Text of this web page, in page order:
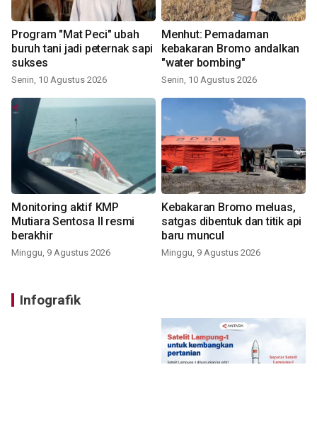
Program "Mat Peci" ubah
buruh tani jadi peternak sapi
sukses
Senin, 10 Agustus 2026
Menhut: Pemadaman
kebakaran Bromo andalkan
"water bombing"
Senin, 10 Agustus 2026
Monitoring aktif KMP
Mutiara Sentosa II resmi
berakhir
Minggu, 9 Agustus 2026
Kebakaran Bromo meluas,
satgas dibentuk dan titik api
baru muncul
Minggu, 9 Agustus 2026
Infografik